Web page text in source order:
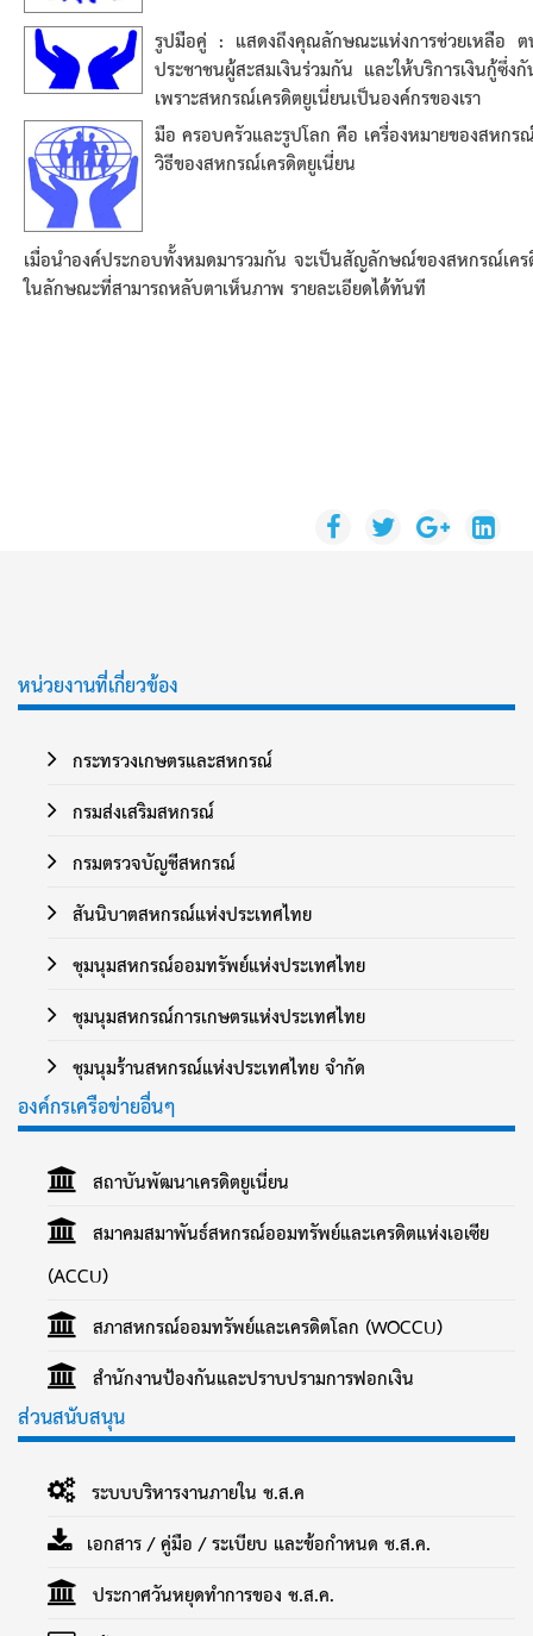
รูปมือคู่ : แสดงถึงคุณลักษณะแห่งการช่วยเหลือ ตน
ประชาชนผู้สะสมเงินร่วมกัน และให้บริการเงินกู้ซึ่
เพราะสหกรณ์เครดิตยูเนี่ยนเป็นองค์กรของเรา
มือ ครอบครัวและรูปโลก คือ เครื่องหมายของสห
วิธีของสหกรณ์เครดิตยูเนี่ยน
เมื่อนำองค์ประกอบทั้งหมดมารวมกัน จะเป็นสัญลักษณ์ของสหกรณ์เค
ในลักษณะที่สามารถหลับตาเห็นภาพ รายละเอียดได้ทันที
หน่วยงานที่เกี่ยวข้อง
กระทรวงเกษตรและสหกรณ์
กรมส่งเสริมสหกรณ์
กรมตรวจบัญชีสหกรณ์
สันนิบาตสหกรณ์แห่งประเทศไทย
ชุมนุมสหกรณ์ออมทรัพย์แห่งประเทศไทย
ชุมนุมสหกรณ์การเกษตรแห่งประเทศไทย
ชุมนุมร้านสหกรณ์แห่งประเทศไทย จำกัด
องค์กรเครือข่ายอื่นๆ
สถาบันพัฒนาเครดิตยูเนี่ยน
สมาคมสมาพันธ์สหกรณ์ออมทรัพย์และเครดิตแห่งเอเซีย
(ACCU)
สภาสหกรณ์ออมทรัพย์และเครดิตโลก (WOCCU)
สำนักงานป้องกันและปราบปรามการฟอกเงิน
ส่วนสนับสนุน
ระบบบริหารงานภายใน ช.ส.ค
เอกสาร / คู่มือ / ระเบียบ และข้อกำหนด ช.ส.ค.
ประกาศวันหยุดทำการของ ช.ส.ค.